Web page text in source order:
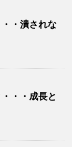
・潰されな
・・成長と